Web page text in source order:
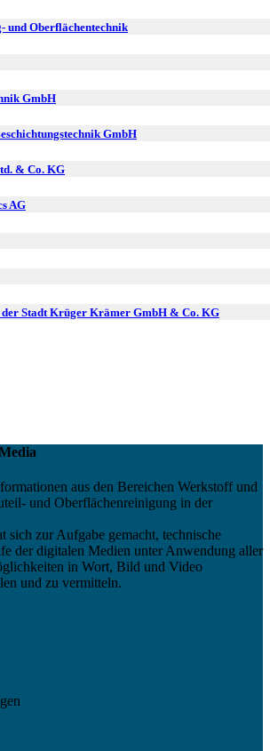
und Oberflächentechnik
GmbH
GmbH
& Co. KG
AG
Stadt Krüger Krämer GmbH & Co. KG
aus den Bereichen Werkstoff und
und Oberflächenreinigung in der
sich zur Aufgabe gemacht, technische
der digitalen Medien unter Anwendung aller
in Wort, Bild und Video
und zu vermitteln.